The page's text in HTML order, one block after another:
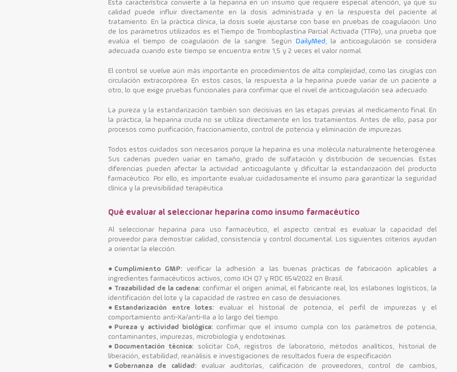
Esta característica convierte a la heparina en un insumo que requiere especial atención, ya que su
calidad puede influir directamente en la dosis administrada y en la respuesta del paciente al
tratamiento. En la práctica clínica, la dosis suele ajustarse con base en pruebas de coagulación. Uno
de los parámetros utilizados es el Tiempo de Tromboplastina Parcial Activada (TTPa), una prueba que
evalúa el tiempo de coagulación de la sangre. Según DailyMed , la anticoagulación se considera
adecuada cuando este tiempo se encuentra entre 1,5 y 2 veces el valor normal.
El control se vuelve aún más importante en procedimientos de alta complejidad, como las cirugías con
circulación extracorpórea. En estos casos, la respuesta a la heparina puede variar de un paciente a
otro, lo que exige pruebas funcionales para confirmar que el nivel de anticoagulación sea adecuado.
La pureza y la estandarización también son decisivas en las etapas previas al medicamento final. En
la práctica, la heparina cruda no se utiliza directamente en los tratamientos. Antes de ello, pasa por
procesos como purificación, fraccionamiento, control de potencia y eliminación de impurezas.
Todos estos cuidados son necesarios porque la heparina es una molécula naturalmente heterogénea.
Sus cadenas pueden variar en tamaño, grado de sulfatación y distribución de secuencias. Estas
diferencias pueden afectar la actividad anticoagulante y dificultar la estandarización del producto
farmacéutico. Por ello, es importante evaluar cuidadosamente el insumo para garantizar la seguridad
clínica y la previsibilidad terapéutica.
Qué evaluar al seleccionar heparina como insumo farmacéutico
Al seleccionar heparina para uso farmacéutico, el aspecto central es evaluar la capacidad del
proveedor para demostrar calidad, consistencia y control documental. Los siguientes criterios ayudan
a orientar la elección.
● Cumplimiento GMP: verificar la adhesión a las buenas prácticas de fabricación aplicables a
ingredientes farmacéuticos activos, como ICH Q7 y RDC 654/2022 en Brasil.
● Trazabilidad de la cadena: confirmar el origen animal, el fabricante real, los eslabones logísticos, la
identificación del lote y la capacidad de rastreo en caso de desviaciones.
● Estandarización entre lotes: evaluar el historial de potencia, el perfil de impurezas y el
comportamiento anti-Xa/anti-IIa a lo largo del tiempo.
● Pureza y actividad biológica:confirmar que el insumo cumpla con los parámetros de potencia,
contaminantes, impurezas, microbiología y endotoxinas.
● Documentación técnica: solicitar CoA, registros de laboratorio, métodos analíticos, historial de
liberación, estabilidad, reanálisis e investigaciones de resultados fuera de especificación.
● Gobernanza de calidad:evaluar auditorías, calificación de proveedores, control de cambios,